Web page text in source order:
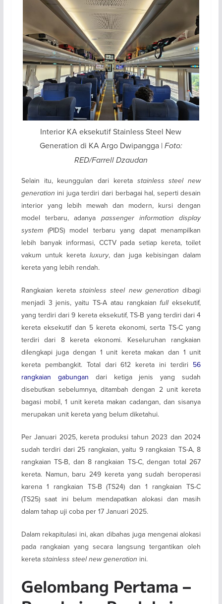
Interior KA eksekutif Stainless Steel New
Generation di KA Argo Dwipangga | Foto:
RED/Farrell Dzaudan
Selain itu, keunggulan dari kereta stainless steel new
generation ini juga terdiri dari berbagai hal, seperti desain
interior yang lebih mewah dan modern, kursi dengan
model terbaru, adanya passenger information display
system (PIDS) model terbaru yang dapat menampilkan
lebih banyak informasi, CCTV pada setiap kereta, toilet
vakum untuk kereta luxury, dan juga kebisingan dalam
kereta yang lebih rendah.
Rangkaian keretastainless steel new generationdibagi
menjadi 3 jenis, yaitu TS-A atau rangkaianfulleksekutif,
yang terdiri dari 9 kereta eksekutif, TS-B yang terdiri dari 4
kereta eksekutif dan 5 kereta ekonomi, serta TS-C yang
terdiri dari 8 kereta ekonomi. Keseluruhan rangkaian
dilengkapi juga dengan 1 unit kereta makan dan 1 unit
kereta pembangkit. Total dari 612 kereta ini terdiri 56
rangkaian gabungan dari ketiga jenis yang sudah
disebutkan sebelumnya, ditambah dengan 2 unit kereta
bagasi mobil, 1 unit kereta makan cadangan, dan sisanya
merupakan unit kereta yang belum diketahui.
Per Januari 2025, kereta produksi tahun 2023 dan 2024
sudah terdiri dari 25 rangkaian, yaitu 9 rangkaian TS-A, 8
rangkaian TS-B, dan 8 rangkaian TS-C, dengan total 267
kereta. Namun, baru 249 kereta yang sudah beroperasi
karena 1 rangkaian TS-B (TS24) dan 1 rangkaian TS-C
(TS25) saat ini belum mendapatkan alokasi dan masih
dalam tahap uji coba per 17 Januari 2025.
Dalam rekapitulasi ini, akan dibahas juga mengenai alokasi
pada rangkaian yang secara langsung tergantikan oleh
kereta stainless steel new generation ini.
Gelombang Pertama –